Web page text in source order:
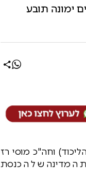
ימונה תובע
וחה"כ מוסי רז
המדינה של הכנסת